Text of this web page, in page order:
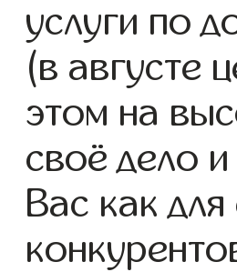
услуги по
(в августе
этом на
своё дело
Вас как